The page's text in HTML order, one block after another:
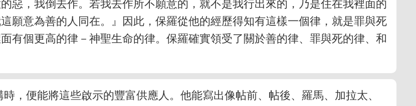
惡，我倒去作。若我去作所不願意的，就不是我行出來的，乃是住在我裡面的
願意為善的人同在。』因此，保羅從他的經歷得知有這樣一個律，就是罪與死
有個更高的律－神聖生命的律。保羅確實領受了關於善的律、罪與死的律、和
，便能將這些啟示的豐富供應人。他能寫出像帖前、帖後、羅馬、加拉太、